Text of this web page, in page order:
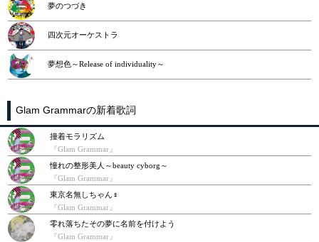
夢のつづき
四次元オーケストラ
夢想色～Release of individuality～
Glam Grammarの新着歌詞
撞着モラリズム
『Glam Grammar』
憧れの整形美人～beauty cyborg～
『Glam Grammar』
東京名無しちゃん♀
『Glam Grammar』
零れ落ちたその夢に名前を付けよう
『Glam Grammar』